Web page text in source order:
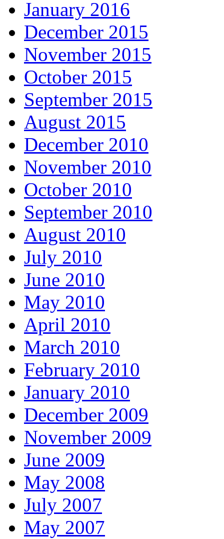
January 2016
December 2015
November 2015
October 2015
September 2015
August 2015
December 2010
November 2010
October 2010
September 2010
August 2010
July 2010
June 2010
May 2010
April 2010
March 2010
February 2010
January 2010
December 2009
November 2009
June 2009
May 2008
July 2007
May 2007